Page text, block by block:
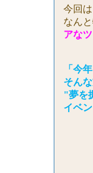
今回
なんと
アな
「今
そん
"夢を
イベ